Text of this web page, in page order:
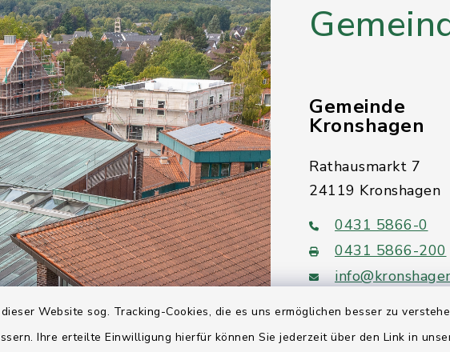
Website sog. Tracking-Cookies, die es uns ermöglichen besser zu
Ihre erteilte Einwilligung hierfür können Sie jederzeit über den Link in
Gemeinde
Kronshagen
Rathausmarkt 7
24119 Kronshagen
0431 5866-0
0431 5866-200